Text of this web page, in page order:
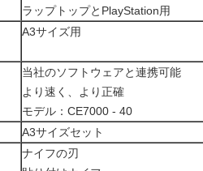
ラップトップとPlayStation用
A3サイズ用
当社のソフトウェアと連携可能
より速く、より正確
モデル：CE7000 - 40
A3サイズセット
ナイフの刃